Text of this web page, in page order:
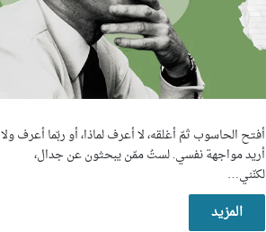
أفتح الحاسوب ثمّ أغلقه، لا أعرف لماذا، أو ربّما أعرف ولا
أريد مواجهة نفسي. لستُ ممّن يبحثون عن جدال،
لكنّني…
المزيد